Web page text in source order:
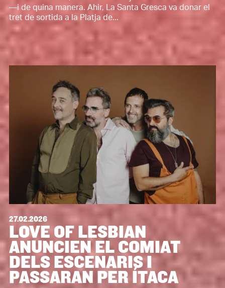
—i de quina manera. Ahir, La Santa Gresca va donar el
tret de sortida a la Platja de...
27.02.2026
LOVE OF LESBIAN
ANUNCIEN EL COMIAT
DELS ESCENARIS I
PASSARAN PER ÍTACA